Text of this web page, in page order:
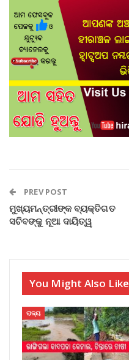
PREV POST
ମୁଖ୍ୟମନ୍ତ୍ରୀଙ୍କ ବ୍ୟକ୍ତିଗତ
ସଚିବଙ୍କୁ ନୂଆ ଦାୟିତ୍ୱ
You Might Also Like
ରାଜ୍ୟ